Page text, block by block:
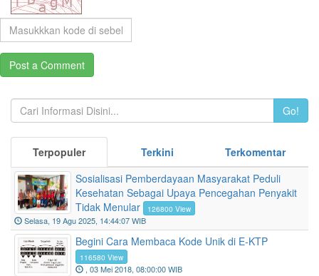
Go!
Terpopuler Terkini
Terkomentar
Sosialisasi Pemberdayaan Masyarakat Peduli
Kesehatan Sebagai Upaya Pencegahan Penyakit
Tidak Menular
126800 View
Selasa, 19 Agu 2025, 14:44:07 WIB
Begini Cara Membaca Kode Unik di E-KTP
116580 View
, 03 Mei 2018, 08:00:00 WIB